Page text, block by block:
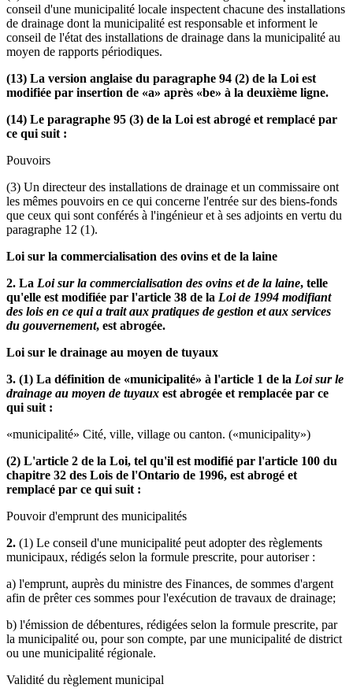
conseil d'une municipalité locale inspectent chacune des installations
de drainage dont la municipalité est responsable et informent le
conseil de l'état des installations de drainage dans la municipalité au
moyen de rapports périodiques.
(13) La version anglaise du paragraphe 94 (2) de la Loi est
modifiée par insertion de «a» après «be» à la deuxième ligne.
(14) Le paragraphe 95 (3) de la Loi est abrogé et remplacé par
ce qui suit :
Pouvoirs
(3) Un directeur des installations de drainage et un commissaire ont
les mêmes pouvoirs en ce qui concerne l'entrée sur des biens-fonds
que ceux qui sont conférés à l'ingénieur et à ses adjoints en vertu du
paragraphe 12 (1).
Loi sur la commercialisation des ovins et de la laine
2. La Loi sur la commercialisation des ovins et de la laine, telle
qu'elle est modifiée par l'article 38 de la Loi de 1994 modifiant
des lois en ce qui a trait aux pratiques de gestion et aux services
du gouvernement, est abrogée.
Loi sur le drainage au moyen de tuyaux
3. (1) La définition de «municipalité» à l'article 1 de la Loi sur le
drainage au moyen de tuyaux est abrogée et remplacée par ce
qui suit :
«municipalité» Cité, ville, village ou canton. («municipality»)
(2) L'article 2 de la Loi, tel qu'il est modifié par l'article 100 du
chapitre 32 des Lois de l'Ontario de 1996, est abrogé et
remplacé par ce qui suit :
Pouvoir d'emprunt des municipalités
2. (1) Le conseil d'une municipalité peut adopter des règlements
municipaux, rédigés selon la formule prescrite, pour autoriser :
a) l'emprunt, auprès du ministre des Finances, de sommes d'argent
afin de prêter ces sommes pour l'exécution de travaux de drainage;
b) l'émission de débentures, rédigées selon la formule prescrite, par
la municipalité ou, pour son compte, par une municipalité de district
ou une municipalité régionale.
Validité du règlement municipal